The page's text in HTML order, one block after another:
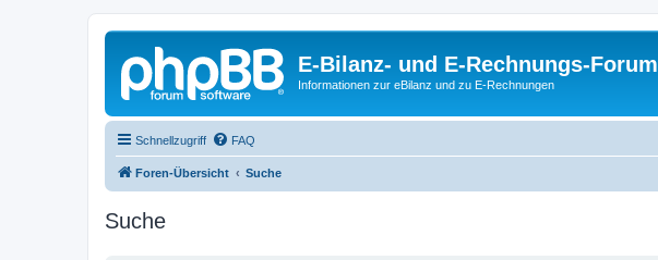
E-Bilanz- und E-Rechnungs-Forum
Informationen zur eBilanz und zu E-Rechnungen
Schnellzugriff FAQ
Foren-Übersicht Suche
Suche